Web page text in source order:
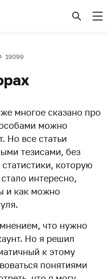
19099
многое сказано про
можно
Но все статьи
тезисами, без
которую
интересно,
и как можно
что нужно
Но я решил
к этому
понятиями